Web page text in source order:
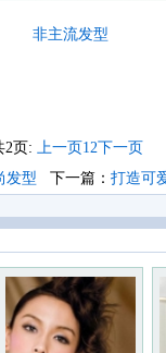
非主流发型
2页: 上一页12下一页
发型 下一篇： 打造可